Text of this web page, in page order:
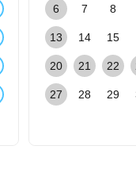
6 7 8
13 14 15
20 21 22
27 28 29